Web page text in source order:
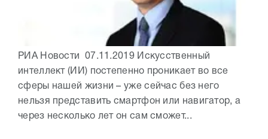
РИА Новости 07.11.2019 Искусственный
интеллект (ИИ) постепенно проникает во все
сферы нашей жизни – уже сейчас без него
нельзя представить смартфон или навигатор, а
через несколько лет он сам сможет...